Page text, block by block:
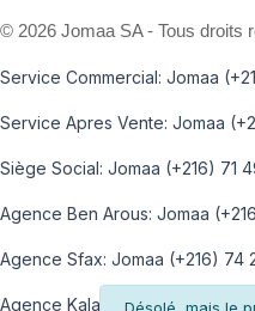
info
© 2026 Jomaa SA - Tous droits
Service Commercial: Jomaa
Service Apres Vente: Jomaa
Siège Social: Jomaa (+216) 71
Agence Ben Arous: Jomaa
Agence Sfax: Jomaa (+216) 74
Agence Kalaa: Jomaa (+216) 73